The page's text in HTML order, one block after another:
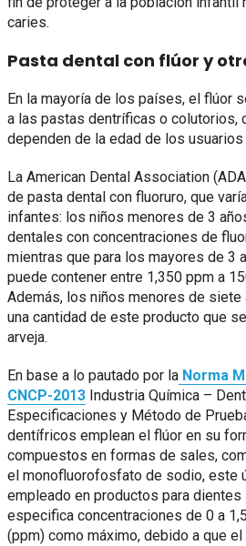
caries.
Pasta dental con flúor y
En la mayoría de los países, el flúor
a las pastas dentríficas o colutorios,
dependen de la edad de los
La American Dental Association
de pasta dental con fluoruro, que
infantes: los niños menores de 3
dentales con concentraciones de
mientras que para los mayores de 3
puede contener entre 1,350 ppm a
Además, los niños menores de
una cantidad de este producto que
arveja.
En base a lo pautado por la Norma
CNCP-2013 Industria Química –
Especificaciones y Método de
dentífricos emplean el flúor en su
compuestos en formas de sales,
el monofluorofosfato de sodio, este
empleado en productos para
especifica concentraciones de 0 a
(ppm) como máximo, debido a que